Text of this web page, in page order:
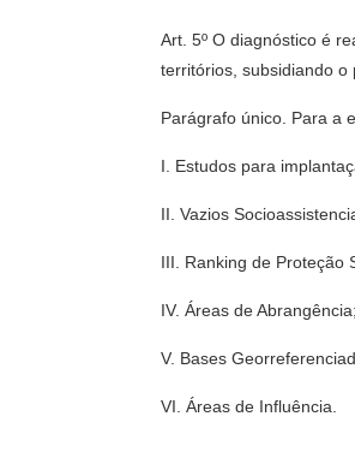
Art. 5º O diagnóstico é
territórios, subsidiando o
Parágrafo único. Para a
I. Estudos para
II. Vazios
III. Ranking de Proteção
IV. Áreas de Abrangência;
V. Bases
VI. Áreas de Influência.